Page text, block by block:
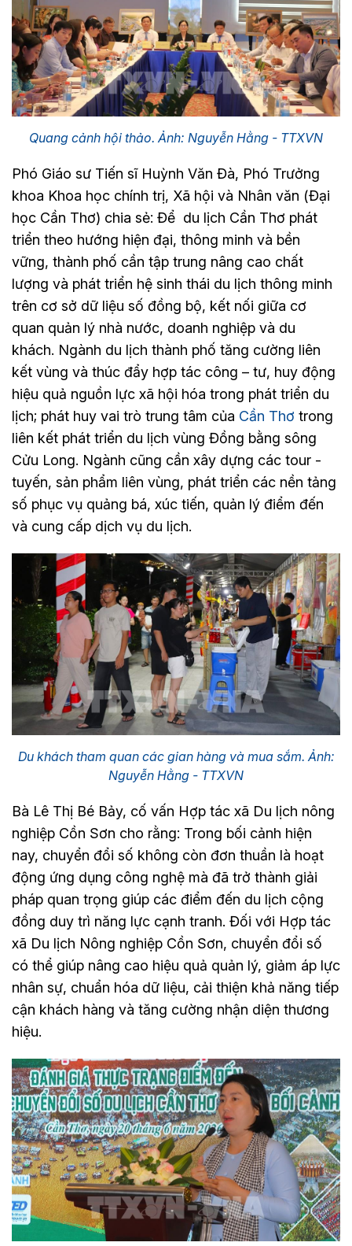
Quang cảnh hội thảo. Ảnh: Nguyễn Hằng - TTXVN
Phó Giáo sư Tiến sĩ Huỳnh Văn Đà, Phó Trưởng
khoa Khoa học chính trị, Xã hội và Nhân văn (Đại
học Cần Thơ) chia sẻ: Để du lịch Cần Thơ phát
triển theo hướng hiện đại, thông minh và bền
vững, thành phố cần tập trung nâng cao chất
lượng và phát triển hệ sinh thái du lịch thông minh
trên cơ sở dữ liệu số đồng bộ, kết nối giữa cơ
quan quản lý nhà nước, doanh nghiệp và du
khách. Ngành du lịch thành phố tăng cường liên
kết vùng và thúc đẩy hợp tác công – tư, huy động
hiệu quả nguồn lực xã hội hóa trong phát triển du
lịch; phát huy vai trò trung tâm của Cần Thơ trong
liên kết phát triển du lịch vùng Đồng bằng sông
Cửu Long. Ngành cũng cần xây dựng các tour -
tuyến, sản phẩm liên vùng, phát triển các nền tảng
số phục vụ quảng bá, xúc tiến, quản lý điểm đến
và cung cấp dịch vụ du lịch.
Du khách tham quan các gian hàng và mua sắm. Ảnh:
Nguyễn Hằng - TTXVN
Bà Lê Thị Bé Bảy, cố vấn Hợp tác xã Du lịch nông
nghiệp Cồn Sơn cho rằng: Trong bối cảnh hiện
nay, chuyển đổi số không còn đơn thuần là hoạt
động ứng dụng công nghệ mà đã trở thành giải
pháp quan trọng giúp các điểm đến du lịch cộng
đồng duy trì năng lực cạnh tranh. Đối với Hợp tác
xã Du lịch Nông nghiệp Cồn Sơn, chuyển đổi số
có thể giúp nâng cao hiệu quả quản lý, giảm áp lực
nhân sự, chuẩn hóa dữ liệu, cải thiện khả năng tiếp
cận khách hàng và tăng cường nhận diện thương
hiệu.